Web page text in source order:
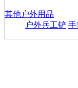
其他户外用品
户外兵工铲 手